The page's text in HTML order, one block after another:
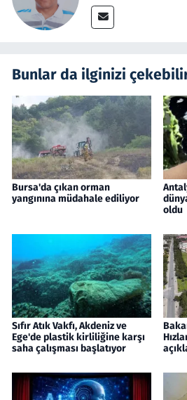
Bunlar da ilginizi
Bursa'da çıkan orman
yangınına müdahale ediliyor
oldu
Sıfır Atık Vakfı, Akdeniz ve
Ege'de plastik kirliliğine karşı
saha çalışması başlatıyor